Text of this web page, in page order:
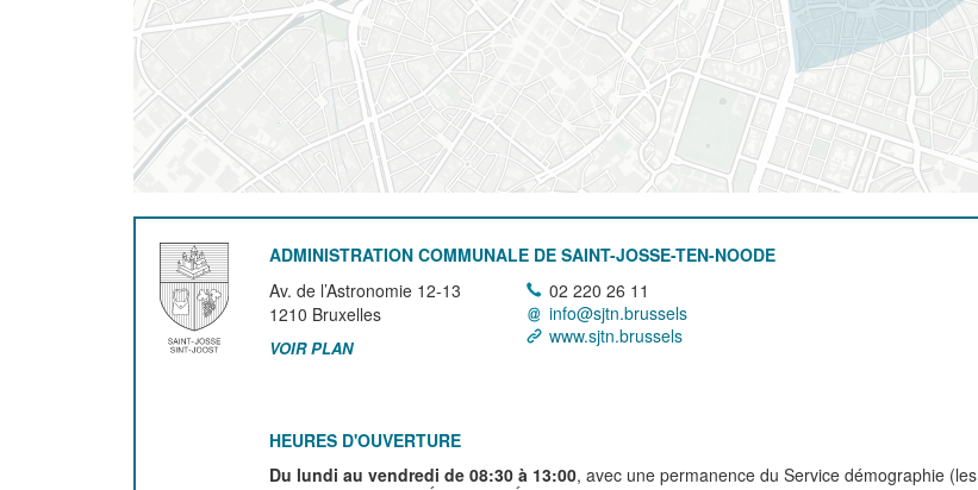
ADMINISTRATION COMMUNALE DE SAINT-JOSSE-TEN-NOODE
Av. de l’Astronomie 12-13
1210 Bruxelles
VOIR PLAN
02 220 26 11
info@sjtn.brussels
www.sjtn.brussels
HEURES D'OUVERTURE
Du lundi au vendredi de 08:30 à 13:00, avec une permanence du Service démographie (les